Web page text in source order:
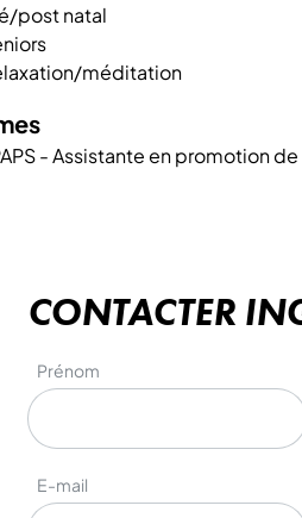
post natal
méditation
- Assistante en promotion
CONTACTER
Prénom
E-mail